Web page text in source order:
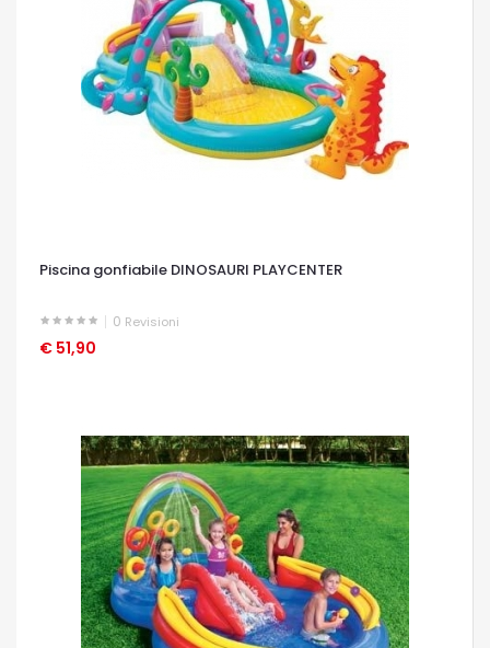
Piscina gonfiabile DINOSAURI PLAYCENTER
0 Revisioni
€ 51,90
OCCHIATA VELOCE